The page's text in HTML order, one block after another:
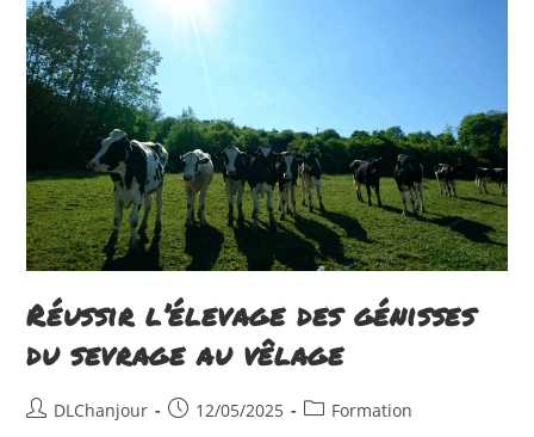
Skip
content
Réussir l’élevage des génisses
du sevrage au vêlage
Auteur/autrice
DLChanjour
Publication
12/05/2025
PostFormation